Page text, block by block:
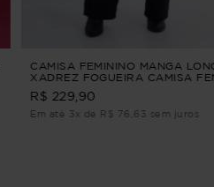
CAMISA FEMININO MANGA
XADREZ FOGUEIRA CAMISA
MANGA LONGA XADREZ Vinho P
R$ 229,90
Em até 3x de R$ 76,63 sem juros